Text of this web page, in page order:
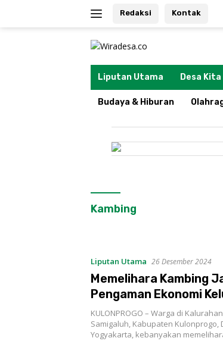
Redaksi Kontak
Liputan Utama Desa Kita
Budaya & Hiburan
Kambing
Liputan Utama 26 Desember 2024
Memelihara Kambing
Pengaman Ekonomi
Perdesaan
KULONPROGO – Warga di
Samigaluh, Kabupaten Kulonprogo,
Yogyakarta, kebanyakan